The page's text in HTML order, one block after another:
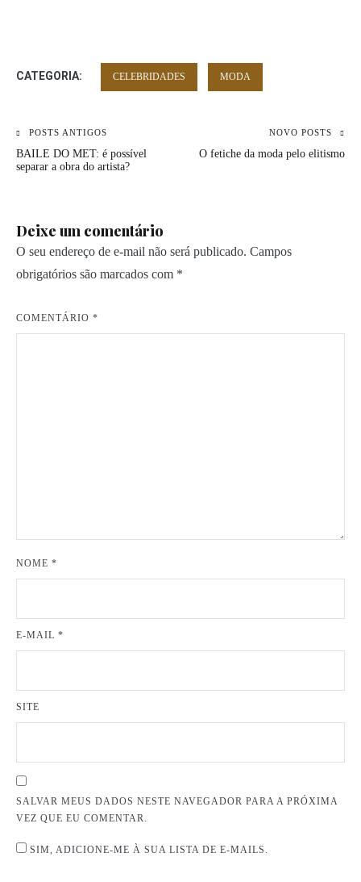
CATEGORIA: CELEBRIDADES MODA
Navegação
de
POSTS ANTIGOS
BAILE DO MET: é possível
separar a obra do artista?
NOVO POSTS
O fetiche da moda pelo elitismo
Deixe um comentário
O seu endereço de e-mail não será publicado. Campos
obrigatórios são marcados com *
COMENTÁRIO *
NOME *
E-MAIL *
SITE
SALVAR MEUS DADOS NESTE NAVEGADOR PARA A PRÓXIMA
VEZ QUE EU COMENTAR.
SIM, ADICIONE-ME À SUA LISTA DE E-MAILS.